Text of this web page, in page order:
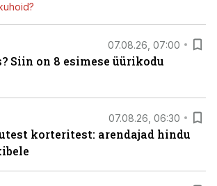
07.08.26, 07:00
Siin on 8 esimese üürikodu
07.08.26, 06:30
korteritest: arendajad hindu